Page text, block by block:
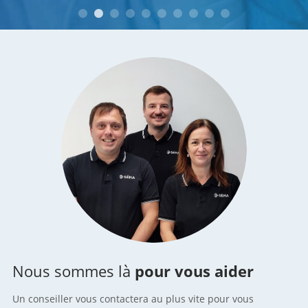
Nous sommes là pour vous aider
Un conseiller vous contactera au plus vite pour vous